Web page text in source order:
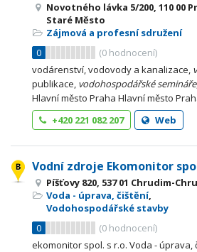
Novotného lávka 5/200, 110 00
Staré Město
Zájmová a profesní sdružení
0
(0 hodnocení)
vodárenství, vodovody a kanalizace,
publikace, vodohospodářskésemináře
Hlavní město Praha Hlavní město
+420 221 082 207
Web
Vodní zdroje Ekomonitor
Píšťovy 820, 537 01 Chrudim-
Voda - úprava, čištění,
Vodohospodářské stavby
0
(0 hodnocení)
ekomonitor spol. s r.o. Voda - úprava,